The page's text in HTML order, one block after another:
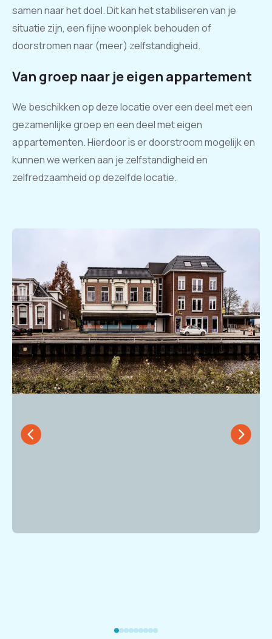
samen naar het doel. Dit kan het stabiliseren van je
situatie zijn, een fijne woonplek behouden of
doorstromen naar (meer) zelfstandigheid.
Van groep naar je eigen appartement
We beschikken op deze locatie over een deel met een
gezamenlijke groep en een deel met eigen
appartementen. Hierdoor is er doorstroom mogelijk en
kunnen we werken aan je zelfstandigheid en
zelfredzaamheid op dezelfde locatie.